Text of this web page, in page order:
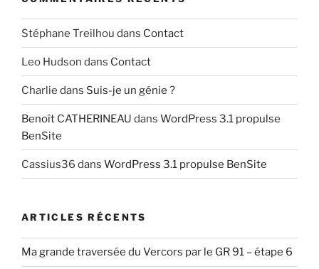
Stéphane Treilhou dans Contact
Leo Hudson dans Contact
Charlie dans Suis-je un génie ?
Benoît CATHERINEAU dans WordPress 3.1 propulse
BenSite
Cassius36 dans WordPress 3.1 propulse BenSite
ARTICLES RÉCENTS
Ma grande traversée du Vercors par le GR 91 – étape 6